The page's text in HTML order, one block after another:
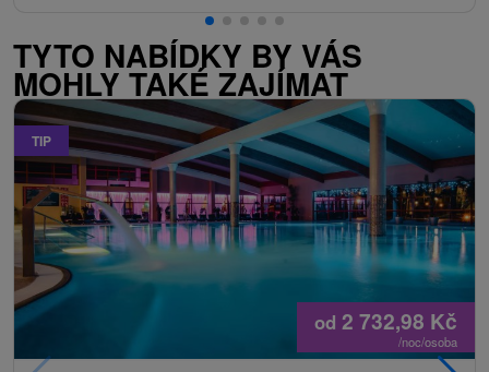
TYTO NABÍDKY BY VÁS
MOHLY TAKÉ ZAJÍMAT
TIP
od 2 732,98 Kč
/noc/osoba